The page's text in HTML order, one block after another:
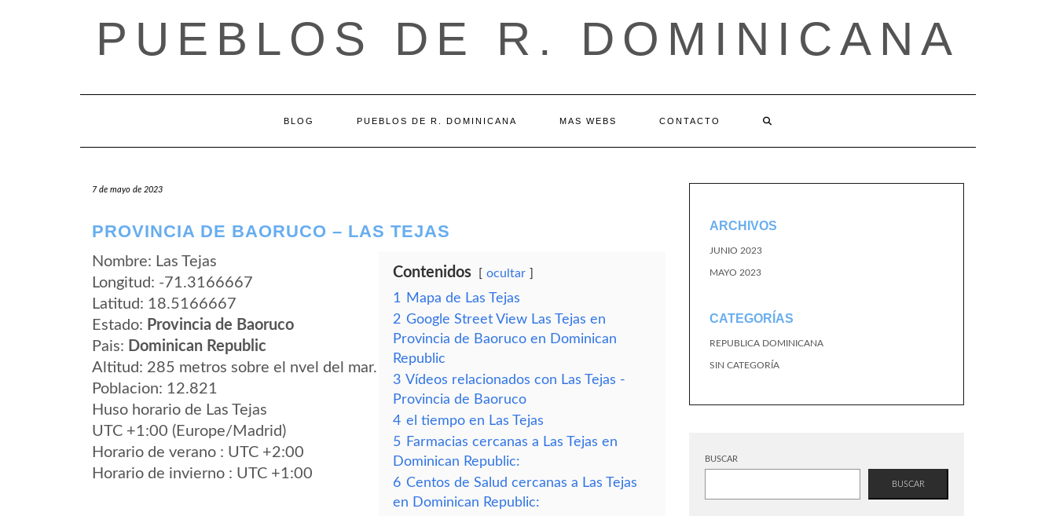
PUEBLOS DE R. DOMINICANA
BLOG PUEBLOS DE R. DOMINICANA MAS WEBS CONTACTO
7 de mayo de 2023
PROVINCIA DE BAORUCO – LAS TEJAS
Nombre: Las Tejas
Longitud: -71.3166667
Latitud: 18.5166667
Estado: Provincia de Baoruco
Pais: Dominican Republic
Altitud: 285 metros sobre el nvel del mar.
Poblacion: 12.821
Huso horario de Las Tejas
UTC +1:00 (Europe/Madrid)
Horario de verano : UTC +2:00
Horario de invierno : UTC +1:00
Contenidos ocultar
1
Mapa de Las Tejas
2 Google Street View Las Tejas en
Provincia de Baoruco en Dominican
Republic
3 Vídeos relacionados con Las Tejas -
Provincia de Baoruco
4 el tiempo en Las Tejas
5 Farmacias cercanas a Las Tejas en
Dominican Republic:
6 Centos de Salud cercanas a Las Tejas
en Dominican Republic:
ARCHIVOS
JUNIO 2023
MAYO 2023
CATEGORÍAS
REPUBLICA DOMINICANA
SIN CATEGORÍA
BUSCAR
BUSCAR